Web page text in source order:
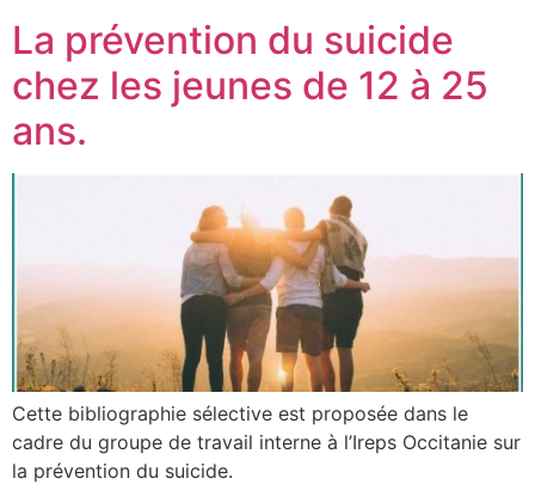
La prévention du suicide
chez les jeunes de 12 à 25
ans.
Cette bibliographie sélective est proposée dans le
cadre du groupe de travail interne à l’Ireps Occitanie sur
la prévention du suicide.